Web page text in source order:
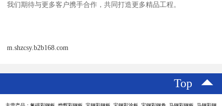
我们期待与更多客户携手合作，共同打造更多精品工程。
m.shzcsy.b2b168.com
Top